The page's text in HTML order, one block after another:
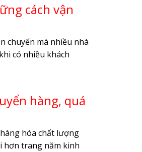
cách vận
chuyển mà nhiều nhà
có nhiều khách
hàng, quá
hóa chất lượng
hơn trang năm kinh